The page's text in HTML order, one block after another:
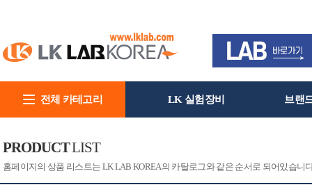
전체 카테고리 LK 실험장비 브랜
PRODUCTLIST
홈페이지의 상품 리스트는 LK LAB KOREA의 카탈로그와 같은 순서로 되어있습